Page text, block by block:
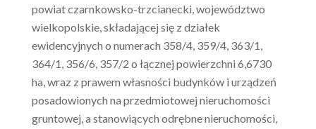
powiat czarnkowsko-trzcianecki, województwo
wielkopolskie, składającej się z działek
ewidencyjnych o numerach 358/4, 359/4, 363/1,
364/1, 356/6, 357/2 o łącznej powierzchni 6,6730
ha, wraz z prawem własności budynków i urządzeń
posadowionych na przedmiotowej nieruchomości
gruntowej, a stanowiących odrębne nieruchomości,